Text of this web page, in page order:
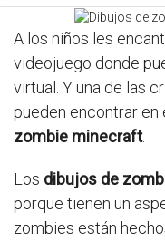
A los niños les
videojuego donde
virtual. Y una de las
pueden encontrar en
zombie minecraft.
Los dibujos de
porque tienen un
zombies están